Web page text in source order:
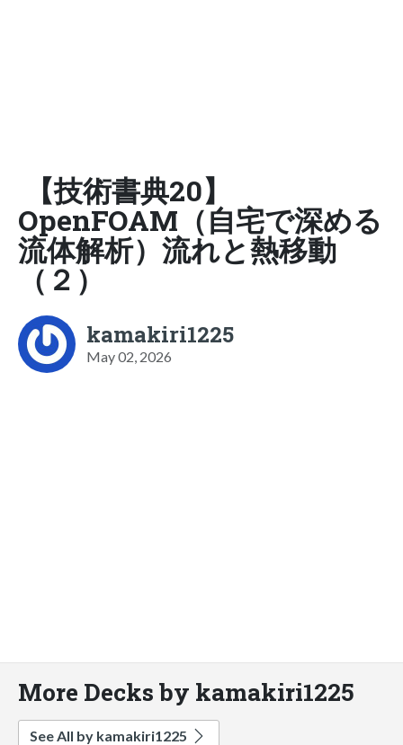
【技術書典20】
OpenFOAM（自宅で深める
流体解析）流れと熱移動
（２）
kamakiri1225
May 02, 2026
More Decks by kamakiri1225
See All by kamakiri1225